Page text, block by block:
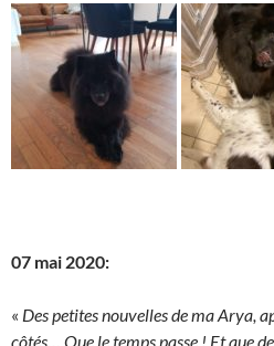
07 mai 2020:
« Des petites nouvelles de ma Arya,
côtés… Que le temps passe ! Et que